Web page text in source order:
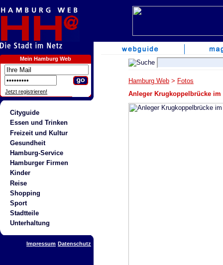
Mein Hamburg Web
Jetzt registrieren!
Cityguide
Essen und Trinken
Freizeit und Kultur
Gesundheit
Hamburg-Service
Hamburger Firmen
Kinder
Reise
Shopping
Sport
Stadtteile
Unterhaltung
Impressum Datenschutz
Hamburg Web > Fotos
Anleger Krugkoppelbrücke im